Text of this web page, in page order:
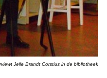
Jelle Brandt Corstius in de bibliotheek